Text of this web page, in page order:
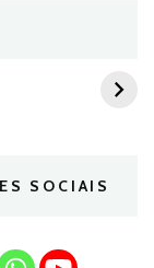
SOCIAIS